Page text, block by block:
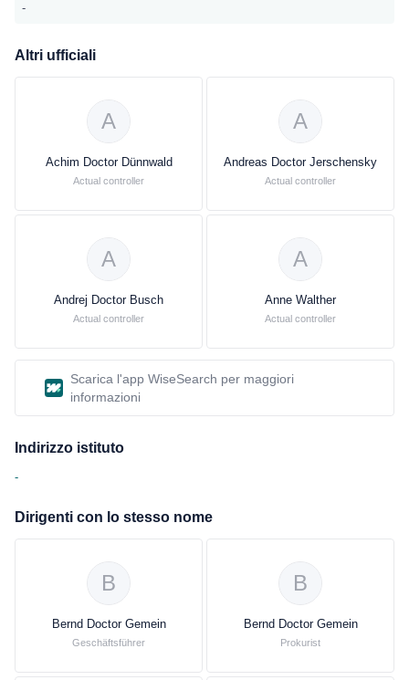
-
Altri ufficiali
A
Achim Doctor Dünnwald
Actual controller
A
Andreas Doctor Jerschensky
Actual controller
A
Andrej Doctor Busch
Actual controller
A
Anne Walther
Actual controller
Scarica l'app WiseSearch per maggiori
informazioni
Indirizzo istituto
-
Dirigenti con lo stesso nome
B
Bernd Doctor Gemein
Geschäftsführer
B
Bernd Doctor Gemein
Prokurist